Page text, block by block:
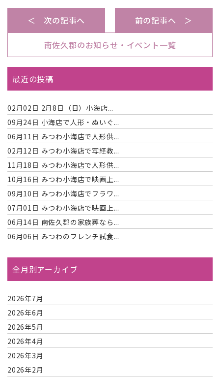
＜ 次の記事へ
南佐久郡のお知らせ・イベント一覧
前の記事へ ＞
最近の投稿
02月02日 2月8日（日）小海店...
09月24日 小海店で人形・ぬいぐ...
06月11日 みつわ小海店で人形供...
02月12日 みつわ小海店で写経教...
11月18日 みつわ小海店で人形供...
10月16日 みつわ小海店で映画上...
09月10日 みつわ小海店でフラワ...
07月01日 みつわ小海店で映画上...
06月14日 南佐久郡の家族葬なら...
06月06日 みつわのフレンチ試食...
全月別アーカイブ
2026年7月
2026年6月
2026年5月
2026年4月
2026年3月
2026年2月